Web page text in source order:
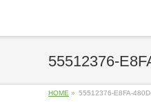
55512376-
HOME » 55512376-E8FA-